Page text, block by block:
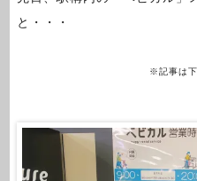
と・・・
※記事は